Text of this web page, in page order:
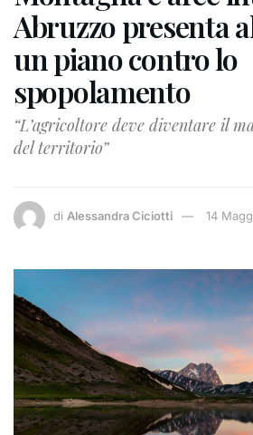
Abruzzo presenta
un piano contro lo
spopolamento
“L’agricoltore deve diventare il
del territorio”
di Alessandra Ciciotti 14